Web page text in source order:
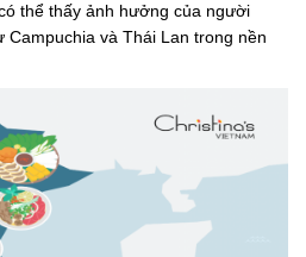
thể thấy ảnh hưởng của người
Campuchia và Thái Lan trong nền